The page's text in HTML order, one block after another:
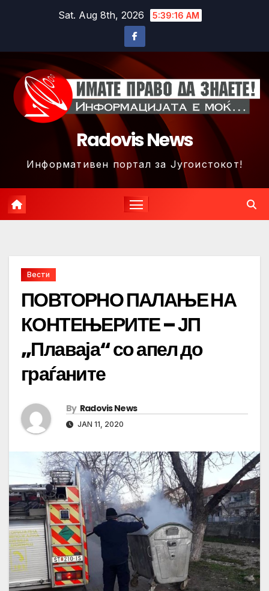
Sat. Aug 8th, 2026 5:39:18 AM
Radovis News
Информативен портал за Југоистокот!
Вести
ПОВТОРНО ПАЛАЊЕ НА
КОНТЕЊЕРИТЕ – ЈП
„Плаваја“ со апел до
граѓаните
By Radovis News
JAN 11, 2020